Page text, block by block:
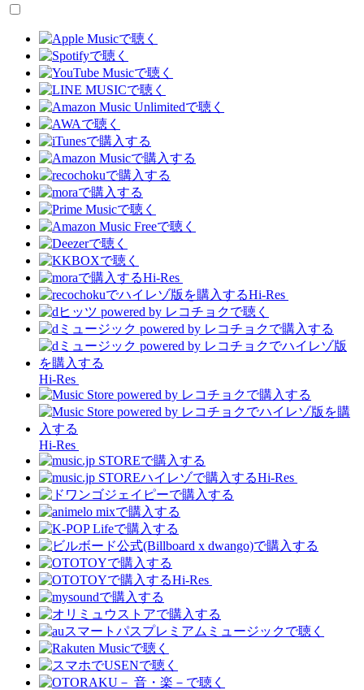
Hi-Res
Hi-Res
Hi-Res
Hi-Res
Hi-Res
Hi-Res